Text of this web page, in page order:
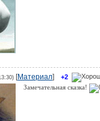
+2
[Материал]
Замечательная сказка!